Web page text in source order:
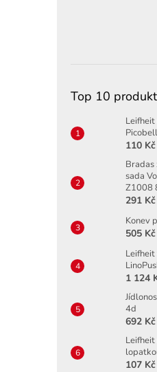
Top 10
110 Kč
Bradas
sada
Z1008
291 Kč
Konev
505 Kč
Leifheit
1 124
4d
692 Kč
107 Kč